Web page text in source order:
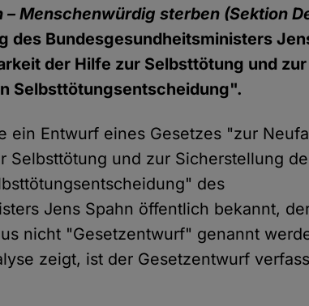
Menschenwürdig sterben (Sektion
des Bundesgesundheitsministers
der Hilfe zur Selbsttötung und
Selbsttötungsentscheidung".
ein Entwurf eines Gesetzes "zur
Selbsttötung und zur Sicherstellung
des
Jens Spahn öffentlich bekannt,
nicht "Gesetzentwurf" genannt
zeigt, ist der Gesetzentwurf